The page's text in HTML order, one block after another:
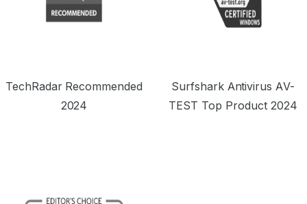
TechRadar Recommended
2024
Surfshark Antivirus AV-
TEST Top Product 2024